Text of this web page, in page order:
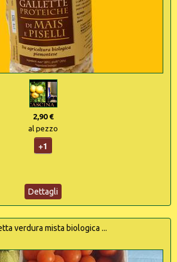
2,90 €
al pezzo
+1
Dettagli
verdura mista biologica ...